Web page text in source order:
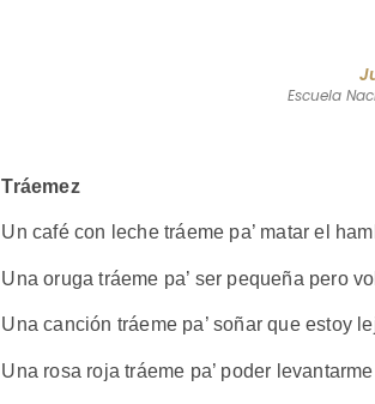
Escuela
Tráemez
Un café con leche tráeme pa’ matar el
Una oruga tráeme pa’ ser pequeña pero
Una canción tráeme pa’ soñar que estoy
Una rosa roja tráeme pa’ poder levantarme